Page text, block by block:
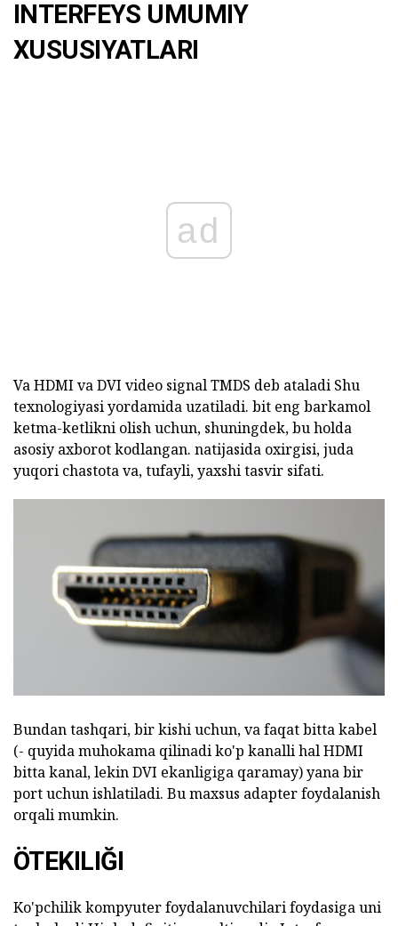
INTERFEYS UMUMIY
XUSUSIYATLARI
ad
Va HDMI va DVI video signal TMDS deb ataladi Shu
texnologiyasi yordamida uzatiladi. bit eng barkamol
ketma-ketlikni olish uchun, shuningdek, bu holda
asosiy axborot kodlangan. natijasida oxirgisi, juda
yuqori chastota va, tufayli, yaxshi tasvir sifati.
Bundan tashqari, bir kishi uchun, va faqat bitta kabel
(- quyida muhokama qilinadi ko'p kanalli hal HDMI
bitta kanal, lekin DVI ekanligiga qaramay) yana bir
port uchun ishlatiladi. Bu maxsus adapter foydalanish
orqali mumkin.
ÖTEKILIĞI
Ko'pchilik kompyuter foydalanuvchilari foydasiga uni